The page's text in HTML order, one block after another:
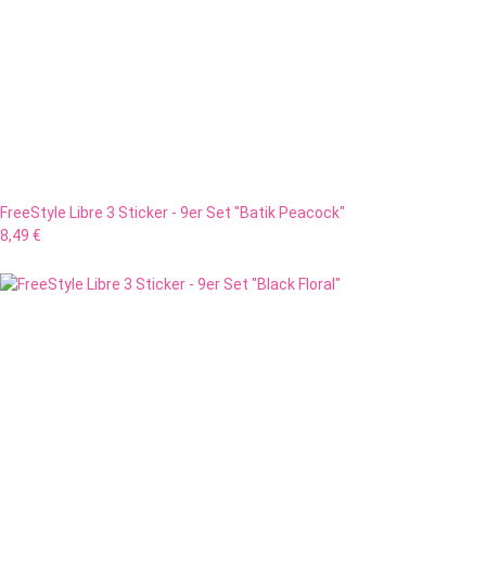
FreeStyle Libre 3 Sticker - 9er Set "Batik Peacock"
8,49 €